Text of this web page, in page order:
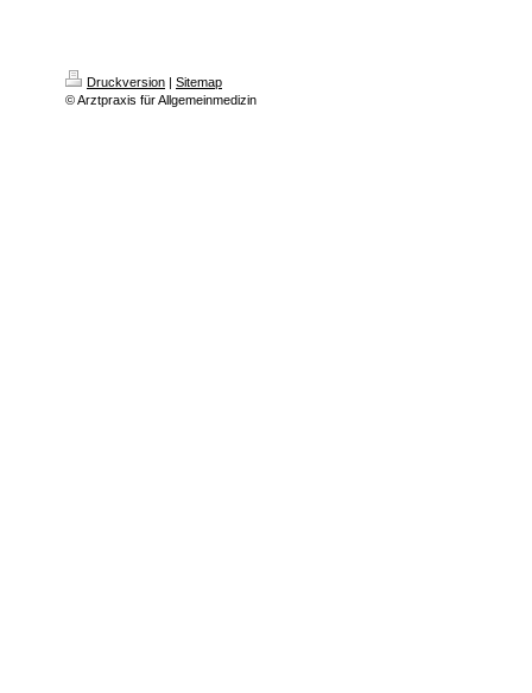
Druckversion | Sitemap
© Arztpraxis für Allgemeinmedizin